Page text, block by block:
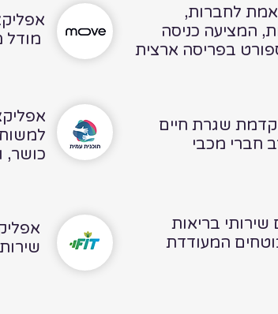
לחברות,
המציעה כניסה
בפריסה ארצית
כושר,
שגרת חיים
שירותי בריאות
המעודדת